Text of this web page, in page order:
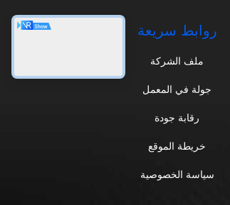
روابط سريعة
ملف الشركة
جولة في المعمل
رقابة جودة
خريطة الموقع
سياسة الخصوصية